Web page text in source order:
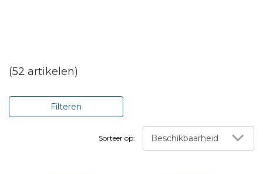
(52 artikelen)
Filteren
Sorteer op: Beschikbaarheid